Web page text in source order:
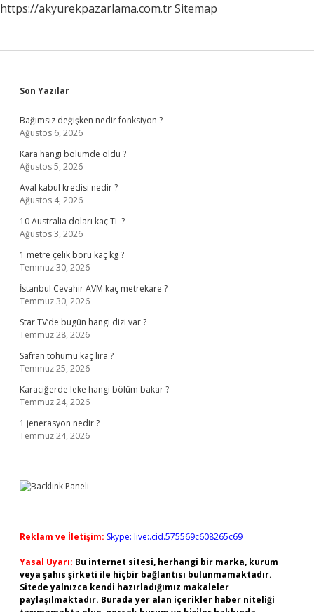
https://akyurekpazarlama.com.trSitemap
Sidebar
Son Yazılar
Bağımsız değişken nedir fonksiyon ?
Ağustos 6, 2026
Kara hangi bölümde öldü ?
Ağustos 5, 2026
Aval kabul kredisi nedir ?
Ağustos 4, 2026
10 Australia doları kaç TL ?
Ağustos 3, 2026
1 metre çelik boru kaç kg ?
Temmuz 30, 2026
İstanbul Cevahir AVM kaç metrekare ?
Temmuz 30, 2026
Star TV’de bugün hangi dizi var ?
Temmuz 28, 2026
Safran tohumu kaç lira ?
Temmuz 25, 2026
Karaciğerde leke hangi bölüm bakar ?
Temmuz 24, 2026
1 jenerasyon nedir ?
Temmuz 24, 2026
Reklam ve İletişim: Skype: live:.cid.575569c608265c69
Yasal Uyarı: Bu internet sitesi, herhangi bir marka, kurum
veya şahıs şirketi ile hiçbir bağlantısı bulunmamaktadır.
Sitede yalnızca kendi hazırladığımız makaleler
paylaşılmaktadır. Burada yer alan içerikler haber niteliği